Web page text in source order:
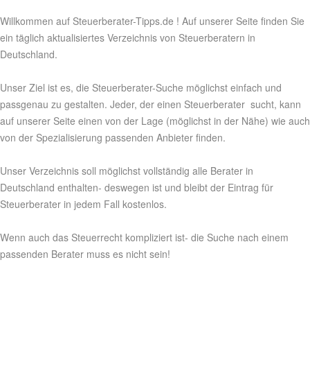
Willkommen auf Steuerberater-Tipps.de ! Auf unserer Seite finden Sie
ein täglich aktualisiertes Verzeichnis von Steuerberatern in
Deutschland.
Unser Ziel ist es, die Steuerberater-Suche möglichst einfach und
passgenau zu gestalten. Jeder, der einen Steuerberater sucht, kann
auf unserer Seite einen von der Lage (möglichst in der Nähe) wie auch
von der Spezialisierung passenden Anbieter finden.
Unser Verzeichnis soll möglichst vollständig alle Berater in
Deutschland enthalten- deswegen ist und bleibt der Eintrag für
Steuerberater in jedem Fall kostenlos.
Wenn auch das Steuerrecht kompliziert ist- die Suche nach einem
passenden Berater muss es nicht sein!